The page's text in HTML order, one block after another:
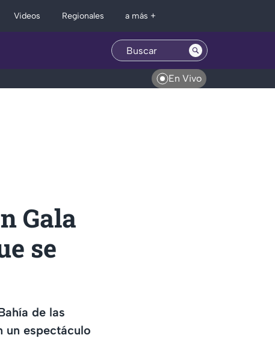
Videos Regionales a más +
En Vivo
Gala
se
de las
un espectáculo